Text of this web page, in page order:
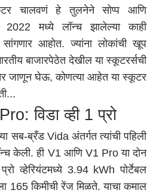
चालवणं हे तुलनेने सोप्प आणि
2022 मध्ये लॉन्च झालेल्या काही
सांगणार आहोत. ज्यांना लोकांची खूप
बाजारपेठेत देखील या स्कूटरर्सची
जाणून घेऊ, कोणत्या आहेत या स्कूटर
विडा व्ही 1 प्रो
सब-ब्रँड Vida अंतर्गत त्यांची पहिली
केली. ही V1 आणि V1 Pro या दोन
व्हेरियंटमध्ये 3.94 kWh पोर्टेबल
165 किमीची रेंज मिळते. याचा कमाल